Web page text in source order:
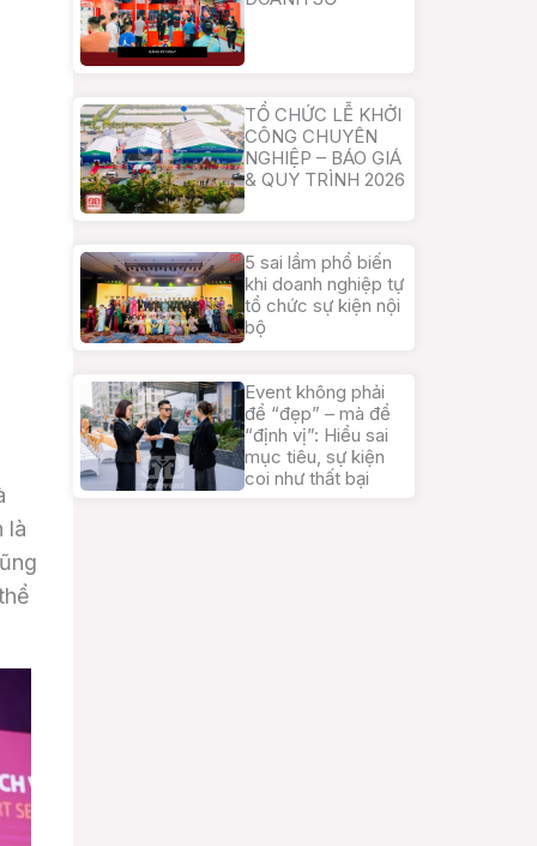
là
TỔ CHỨC LỄ KHỞI
CÔNG CHUYÊN
NGHIỆP – BÁO GIÁ
& QUY TRÌNH 2026
5 sai lầm phổ biến
khi doanh nghiệp tự
tổ chức sự kiện nội
bộ
Event không phải
để “đẹp” – mà để
“định vị”: Hiểu sai
mục tiêu, sự kiện
coi như thất bại